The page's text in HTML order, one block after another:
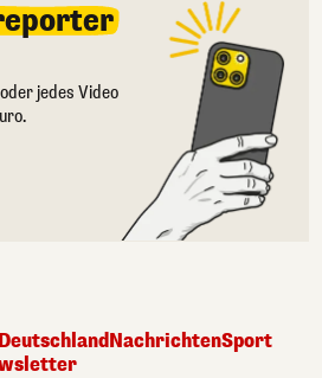
jedes Video
DeutschlandNachrichtenSport